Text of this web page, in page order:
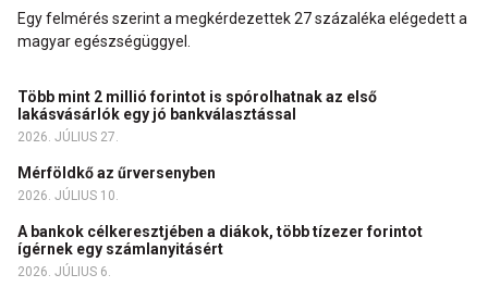
Egy felmérés szerint a megkérdezettek 27 százaléka elégedett a
magyar egészségüggyel.
Több mint 2 millió forintot is spórolhatnak az első
lakásvásárlók egy jó bankválasztással
2026. JÚLIUS 27.
Mérföldkő az űrversenyben
2026. JÚLIUS 10.
A bankok célkeresztjében a diákok, több tízezer forintot
ígérnek egy számlanyitásért
2026. JÚLIUS 6.